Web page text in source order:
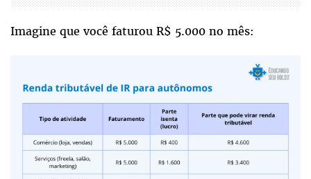
Imagine que você faturou R$ 5.000 no mês: